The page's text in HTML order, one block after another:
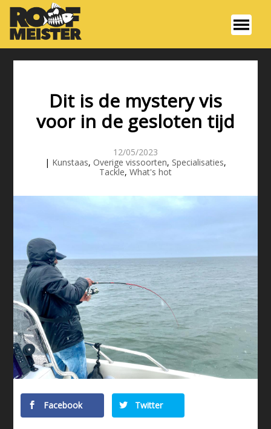
Dit is de mystery vis
voor in de gesloten tijd
12/05/2023
| Kunstaas, Overige vissoorten, Specialisaties,
Tackle, What's hot
Facebook Twitter